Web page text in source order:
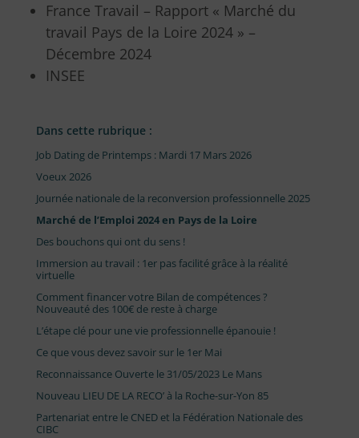
France Travail – Rapport « Marché du
travail Pays de la Loire 2024 » –
Décembre 2024
INSEE
Dans cette rubrique :
Job Dating de Printemps : Mardi 17 Mars 2026
Voeux 2026
Journée nationale de la reconversion professionnelle 2025
Marché de l’Emploi 2024 en Pays de la Loire
Des bouchons qui ont du sens !
Immersion au travail : 1er pas facilité grâce à la réalité
virtuelle
Comment financer votre Bilan de compétences ?
Nouveauté des 100€ de reste à charge
L’étape clé pour une vie professionnelle épanouie !
Ce que vous devez savoir sur le 1er Mai
Reconnaissance Ouverte le 31/05/2023 Le Mans
Nouveau LIEU DE LA RECO’ à la Roche-sur-Yon 85
Partenariat entre le CNED et la Fédération Nationale des
CIBC